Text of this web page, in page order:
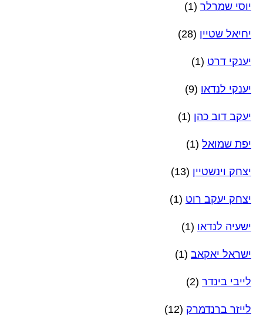
יוסי שמרלר (1)
יחיאל שטיין (28)
יענקי דרט (1)
יענקי לנדאו (9)
יעקב דוב כהן (1)
יפת שמואל (1)
יצחק וינשטיין (13)
יצחק יעקב רוט (1)
ישעיה לנדאו (1)
ישראל יאקאב (1)
לייבי בינדר (2)
לייזר ברנדמרק (12)